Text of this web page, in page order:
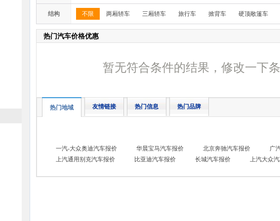
结构 不限 两厢轿车 三厢轿车 旅行车 掀背车 硬顶敞篷车
热门汽车价格优惠
暂无符合条件的结果，修改一下
热门地域 友情链接 热门信息 热门品牌
一汽-大众奥迪汽车报价 华晨宝马汽车报价 北京奔驰汽车报价
广
上汽通用别克汽车报价
比亚迪汽车报价 长城汽车报价 上汽大众